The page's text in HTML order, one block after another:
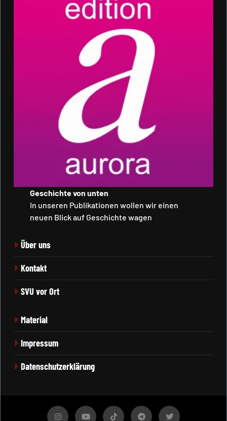
Geschichte von unten
In unseren Publikationen wollen wir einen
neuen Blick auf Geschichte wagen
Über uns
Kontakt
SVU vor Ort
Material
Impressum
Datenschutzerklärung